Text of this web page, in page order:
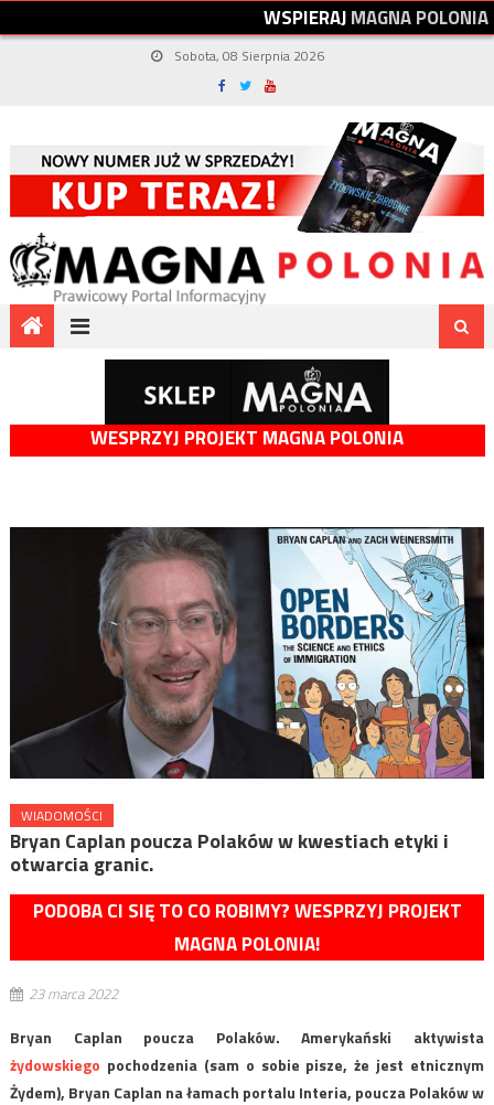
WSPIERAJMAGNAPOLONIA
Sobota, 08 Sierpnia 2026
WESPRZYJ PROJEKT MAGNA POLONIA
WIADOMOŚCI
Bryan Caplan poucza Polaków w kwestiach etyki i
otwarcia granic.
PODOBA CI SIĘ TO CO ROBIMY? WESPRZYJ PROJEKT
MAGNA POLONIA!
23 marca 2022
Bryan Caplan poucza Polaków.Amerykański aktywista
żydowskiego pochodzenia (sam o sobie pisze, że jest etnicznym
Żydem), Bryan Caplan na łamach portalu Interia, poucza Polaków w